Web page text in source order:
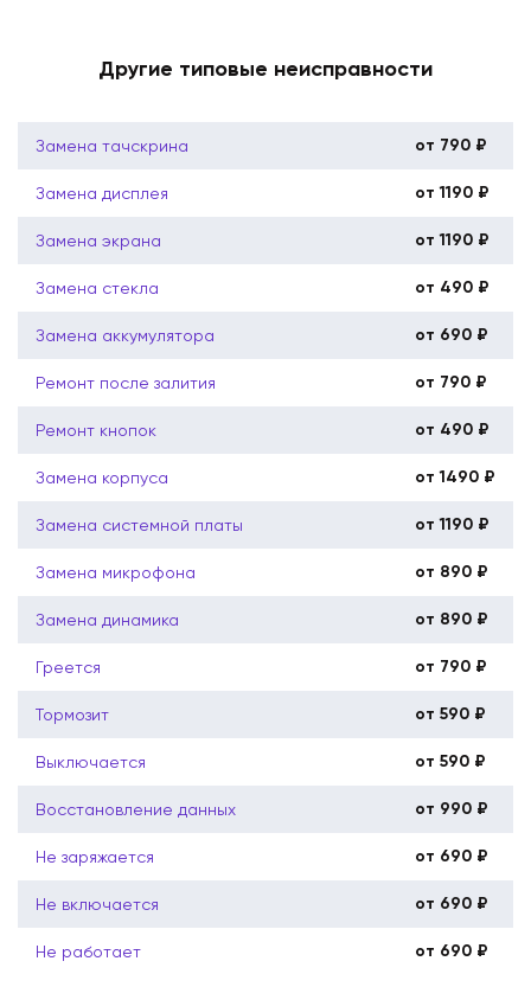
Другие типовые неисправности
Замена тачскрина от 790 ₽
Замена дисплея от 1190 ₽
Замена экрана от 1190 ₽
Замена стекла от 490 ₽
Замена аккумулятора от 690 ₽
Ремонт после залития от 790 ₽
Ремонт кнопок от 490 ₽
Замена корпуса от 1490 ₽
Замена системной платы от 1190 ₽
Замена микрофона от 890 ₽
Замена динамика от 890 ₽
Греется от 790 ₽
Тормозит от 590 ₽
Выключается от 590 ₽
Восстановление данных от 990 ₽
Не заряжается от 690 ₽
Не включается от 690 ₽
Не работает от 690 ₽